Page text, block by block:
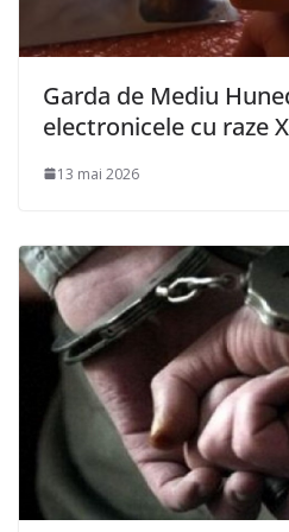
Garda de Mediu
electronicele cu raze X
13 mai 2026